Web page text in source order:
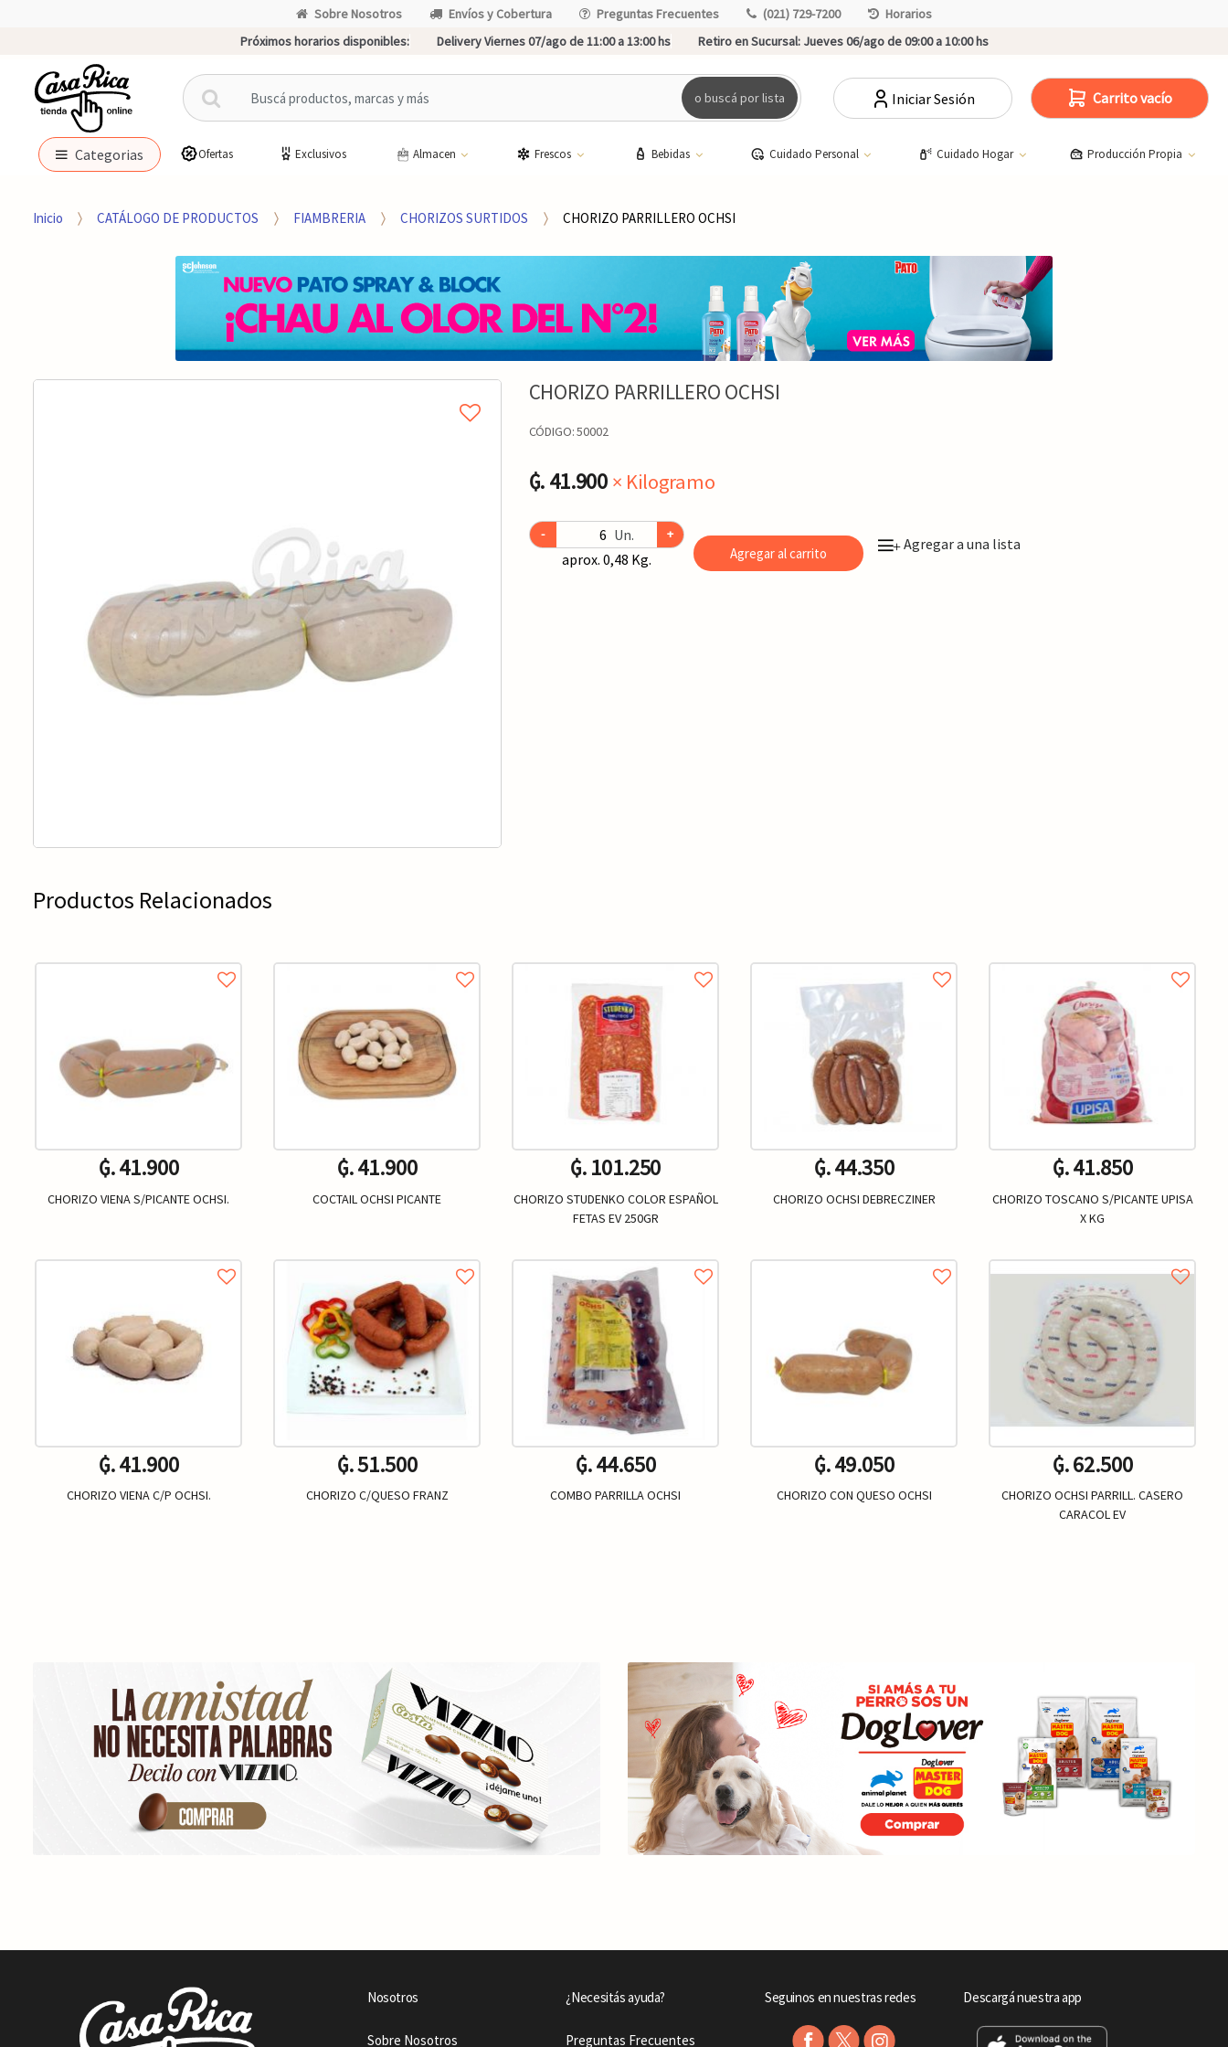
Sobre Nosotros Envíos y Cobertura Preguntas Frecuentes (021) 729-7200
Horarios
Próximos horarios disponibles:
Delivery Viernes 07/ago de 11:00 a 13:00 hs Retiro en Sucursal:Jueves 06/ago de 09:00 a 10:00 hs
B
u
c
p
r
o buscá por lista Iniciar Sesión Carrito vacío
Categorias Ofertas Exclusivos Almacen Frescos Bebidas Cuidado Personal Cuidado Hogar Producción Propia
Inicio CATÁLOGO DE PRODUCTOS FIAMBRERIA CHORIZOS SURTIDOS CHORIZO PARRILLERO OCHSI
CHORIZO PARRILLERO OCHSI
CÓDIGO:50002
₲. 41.900 × Kilogramo
- Un. +
aprox. 0,48 Kg. Agregar al carrito +Agregar a una lista
Productos Relacionados
₲. 41.900
CHORIZO VIENA S/PICANTE OCHSI.
₲. 41.900
CHORIZO VIENA C/P OCHSI.
₲. 41.900
COCTAIL OCHSI PICANTE
₲. 51.500
CHORIZO C/QUESO FRANZ
₲. 101.250
CHORIZO STUDENKO COLOR ESPAÑOL
FETAS EV 250GR
₲. 44.650
COMBO PARRILLA OCHSI
₲. 44.350
CHORIZO OCHSI DEBRECZINER
₲. 49.050
CHORIZO CON QUESO OCHSI
₲. 41.850
CHORIZO TOSCANO S/PICANTE UPISA
X KG
₲. 62.500
CHORIZO OCHSI PARRILL. CASERO
CARACOL EV
Nosotros
Sobre Nosotros
¿Necesitás ayuda?
Preguntas Frecuentes
Seguinos en nuestras redes Descargá nuestra app